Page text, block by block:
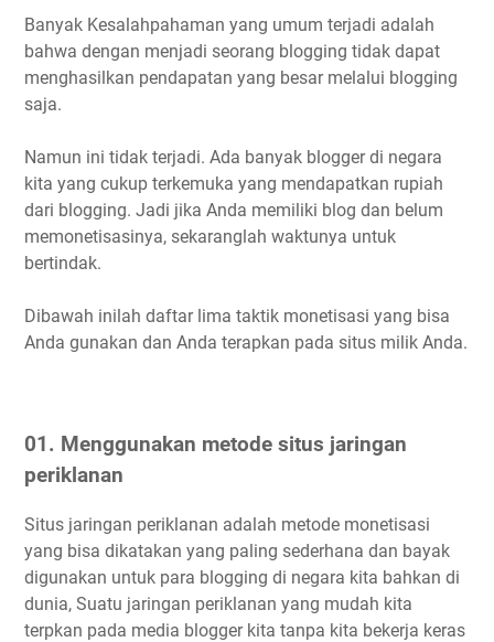
Banyak Kesalahpahaman yang umum terjadi adalah
bahwa dengan menjadi seorang blogging tidak dapat
menghasilkan pendapatan yang besar melalui blogging
saja.
Namun ini tidak terjadi. Ada banyak blogger di negara
kita yang cukup terkemuka yang mendapatkan rupiah
dari blogging. Jadi jika Anda memiliki blog dan belum
memonetisasinya, sekaranglah waktunya untuk
bertindak.
Dibawah inilah daftar lima taktik monetisasi yang bisa
Anda gunakan dan Anda terapkan pada situs milik Anda.
01. Menggunakan metode situs jaringan
periklanan
Situs jaringan periklanan adalah metode monetisasi
yang bisa dikatakan yang paling sederhana dan bayak
digunakan untuk para blogging di negara kita bahkan di
dunia, Suatu jaringan periklanan yang mudah kita
terpkan pada media blogger kita tanpa kita bekerja keras